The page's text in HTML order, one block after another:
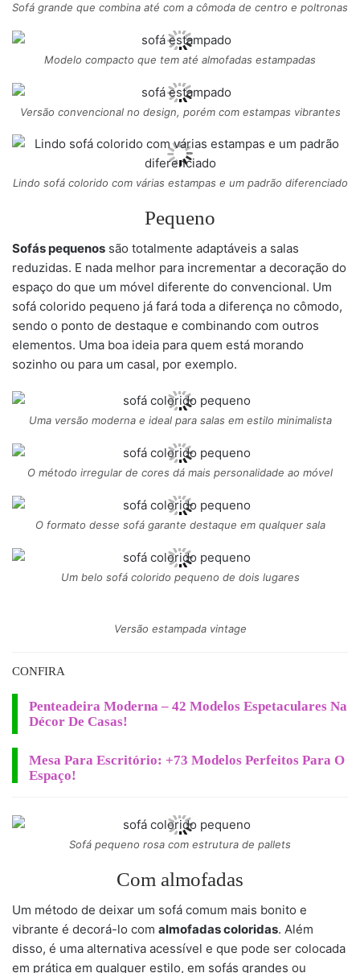
Sofá grande que combina até com a cômoda de centro e poltronas
Modelo compacto que tem até almofadas estampadas
Versão convencional no design, porém com estampas vibrantes
Lindo sofá colorido com várias estampas e um padrão diferenciado
Pequeno
Sofás pequenos são totalmente adaptáveis a salas
reduzidas. E nada melhor para incrementar a decoração do
espaço do que um móvel diferente do convencional. Um
sofá colorido pequeno já fará toda a diferença no cômodo,
sendo o ponto de destaque e combinando com outros
elementos. Uma boa ideia para quem está morando
sozinho ou para um casal, por exemplo.
Uma versão moderna e ideal para salas em estilo minimalista
O método irregular de cores dá mais personalidade ao móvel
O formato desse sofá garante destaque em qualquer sala
Um belo sofá colorido pequeno de dois lugares
Versão estampada vintage
CONFIRA
Penteadeira Moderna – 42 Modelos Espetaculares Na
Décor De Casas!
Mesa Para Escritório: +73 Modelos Perfeitos Para O
Espaço!
Sofá pequeno rosa com estrutura de pallets
Com almofadas
Um método de deixar um sofá comum mais bonito e
vibrante é decorá-lo com almofadas coloridas. Além
disso, é uma alternativa acessível e que pode ser colocada
em prática em qualquer estilo, em sofás grandes ou